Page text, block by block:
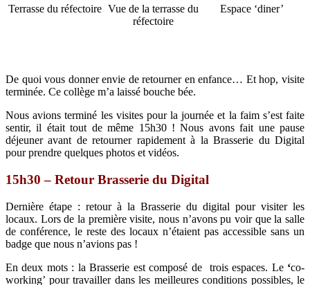
Terrasse du réfectoire Vue de la terrasse du
réfectoire
Espace ‘diner’
De quoi vous donner envie de retourner en enfance… Et hop, visite
terminée. Ce collège m’a laissé bouche bée.
Nous avions terminé les visites pour la journée et la faim s’est faite
sentir, il était tout de même 15h30 ! Nous avons fait une pause
déjeuner avant de retourner rapidement à la Brasserie du Digital
pour prendre quelques photos et vidéos.
15h30 – Retour Brasserie du Digital
Dernière étape : retour à la Brasserie du digital pour visiter les
locaux. Lors de la première visite, nous n’avons pu voir que la salle
de conférence, le reste des locaux n’étaient pas accessible sans un
badge que nous n’avions pas !
En deux mots : la Brasserie est composé de trois espaces. Le ‘co-
working’ pour travailler dans les meilleures conditions possibles, le